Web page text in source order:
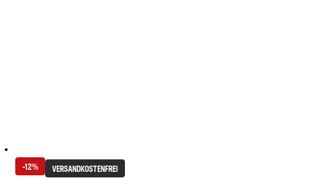
-12% VERSANDKOSTENFREI